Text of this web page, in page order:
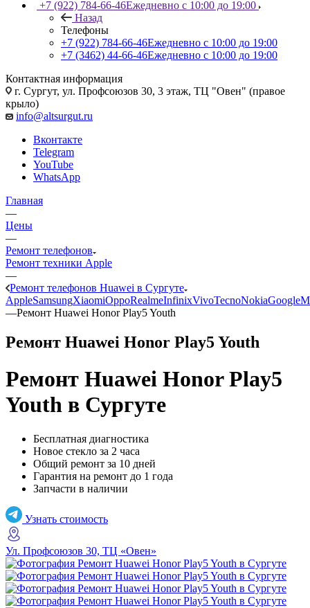
+7 (922) 784-66-46Ежедневно с 10:00 до 19:00
Назад
Телефоны
+7 (922) 784-66-46Ежедневно с 10:00 до 19:00
+7 (3462) 44-66-46Ежедневно с 10:00 до 19:00
Контактная информация
г. Сургут, ул. Профсоюзов 30, 3 этаж, ТЦ "Овен" (правое
крыло)
info@altsurgut.ru
Вконтакте
Telegram
YouTube
WhatsApp
Главная
—
Цены
—
Ремонт телефонов
Ремонт техники Apple
—
Ремонт телефонов Huawei в Сургуте
AppleSamsungXiaomiOppoRealmeInfinixVivoTecnoNokiaGoogle
—Ремонт Huawei Honor Play5 Youth
Ремонт Huawei Honor Play5 Youth
Ремонт Huawei Honor Play5
Youth в Сургуте
Бесплатная диагностика
Новое стекло за 2 часа
Общий ремонт за 10 дней
Гарантия на ремонт до 1 года
Запчасти в наличии
Узнать стоимость
Ул. Профсоюзов 30, ТЦ «Овен»